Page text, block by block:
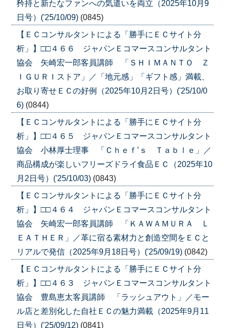
矜持と新たなファンへの気遣いを両立（2025年10月9
日号）('25/10/09) (0845)
【ＥＣコンサルタントによる「勝手にＥＣサイト分
析」】□□４６６ ジャパンＥコマースコンサルタント
協会 矢崎宏一郎客員講師 「ＳＨＩＭＡＮＴＯ Ｚ
ＩＧＵＲＩストア」／「地元感」「ギフト感」満載、
お取り寄せＥＣの好例（2025年10月2日号）('25/10/0
6) (0844)
【ＥＣコンサルタントによる「勝手にＥＣサイト分
析」】□□４６５ ジャパンＥコマースコンサルタント
協会 小林厚士理事 「Ｃｈｅｆ’ｓ Ｔａｂｌｅ」／
商品構成が楽しいフリーズドライ食品ＥＣ（2025年10
月2日号）('25/10/03) (0843)
【ＥＣコンサルタントによる「勝手にＥＣサイト分
析」】□□４６４ ジャパンＥコマースコンサルタント
協会 矢崎宏一郎客員講師 「ＫＡＷＡＭＵＲＡ Ｌ
ＥＡＴＨＥＲ」／革に宿る素材力と創造空間をＥＣと
リアルで発信（2025年9月18日号）('25/09/19) (0842)
【ＥＣコンサルタントによる「勝手にＥＣサイト分
析」】□□４６３ ジャパンＥコマースコンサルタント
協会 豊島恵太客員講師 「ラッシュアウト」／モー
ル店と差別化した自社ＥＣの魅力満載（2025年9月11
日号）('25/09/12) (0841)